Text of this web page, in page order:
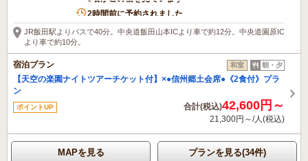
3名がこの宿を見ています
2時間前に予約されました
JR飯田駅よりバスで40分。中央道飯田山本ICより車で約12分。中央道園原IC
より車で約10分。
宿泊プラン 和室 朝・夕
【天空の楽園ナイトツアーチケット付】×●信州郷土会席●《2食付》プラ
ン
ポイントUP 合計(税込)42,600円～
21,300円～/人(税込)
MAPを見る プランを見る(34件)